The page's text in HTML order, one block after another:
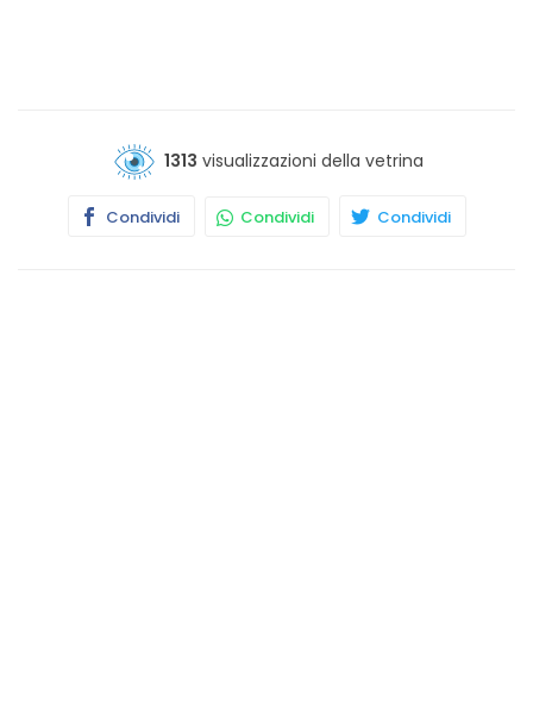
1313 visualizzazioni della vetrina
Condividi Condividi Condividi